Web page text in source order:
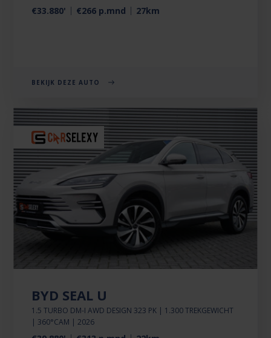
€33.880' €266 p.mnd 27km
BEKIJK DEZE AUTO
BYD SEAL U
1.5 TURBO DM-I AWD DESIGN 323 PK | 1.300 TREKGEWICHT
| 360°CAM | 2026